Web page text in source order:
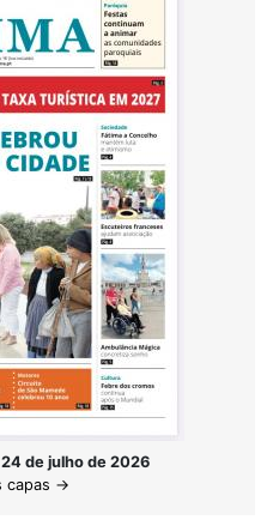
de julho de 2026
capas →